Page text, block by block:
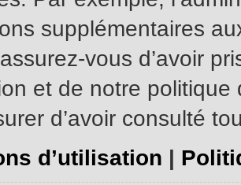
supplémentaires
vous d’avoir
et de notre
d’avoir consulté
d’utilisation |